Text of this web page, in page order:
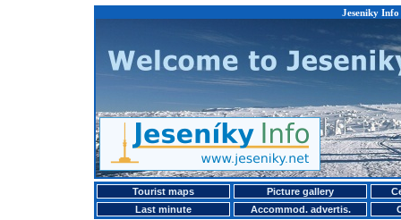
Jeseniky
Tourist maps Picture gallery
Last minute
Accommod. advertis.